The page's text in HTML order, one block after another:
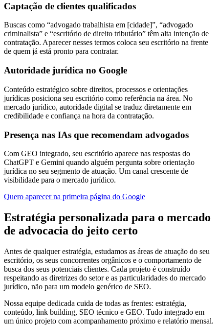
Captação de clientes qualificados
Buscas como “advogado trabalhista em [cidade]”, “advogado
criminalista” e “escritório de direito tributário” têm alta intenção de
contratação. Aparecer nesses termos coloca seu escritório na frente
de quem já está pronto para contratar.
Autoridade jurídica no Google
Conteúdo estratégico sobre direitos, processos e orientações
jurídicas posiciona seu escritório como referência na área. No
mercado jurídico, autoridade digital se traduz diretamente em
credibilidade e confiança na hora da contratação.
Presença nas IAs que recomendam advogados
Com GEO integrado, seu escritório aparece nas respostas do
ChatGPT e Gemini quando alguém pergunta sobre orientação
jurídica no seu segmento de atuação. Um canal crescente de
visibilidade para o mercado jurídico.
Quero aparecer na primeira página do Google
Estratégia personalizada para o mercado
de advocacia do jeito certo
Antes de qualquer estratégia, estudamos as áreas de atuação do seu
escritório, os seus concorrentes orgânicos e o comportamento de
busca dos seus potenciais clientes. Cada projeto é construído
respeitando as diretrizes do setor e as particularidades do mercado
jurídico, não para um modelo genérico de SEO.
Nossa equipe dedicada cuida de todas as frentes: estratégia,
conteúdo, link building, SEO técnico e GEO. Tudo integrado em
um único projeto com acompanhamento próximo e relatório mensal.